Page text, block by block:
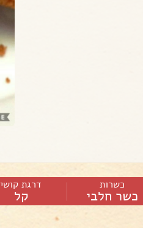
כשרות
כשר חלבי
דרגת קושי
קל